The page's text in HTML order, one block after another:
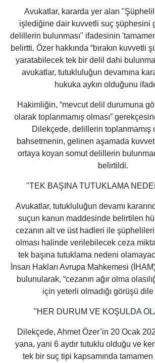
Avukatlar, kararda yer alan
işlediğine dair kuvvetli suç şüphesini
delillerin bulunması" ifadesinin
belirtti. Özer hakkında “bırakın kuvvetli
yaratabilecek tek bir delil dahi
avukatlar, tutukluluğun devamına
hukuka aykırı olduğunu
Hakimliğin, “mevcut delil durumuna
olarak toplanmamış olması”
Dilekçede, delillerin toplanmamış
bahsetmenin, gelinen aşamada
ortaya koyan somut delillerin
belirtildi.
"TEK BAŞINA TUTUKLAMA
Avukatlar, tutukluluğun devamı
suçun kanun maddesinde belirtilen
cezanın alt ve üst hadleri ile
olması halinde verilebilecek ceza
tek başına tutuklama nedeni
İnsan Hakları Avrupa Mahkemesi
bulunularak, “cezanın ağır olma
için yeterli olmadığı görüşü
"HER DURUM VE KOŞULDA
Dilekçede, Ahmet Özer’in 20 Ocak
yana, yani 6 aydır tutuklu olduğu ve
tek bir suç tipi kapsamında